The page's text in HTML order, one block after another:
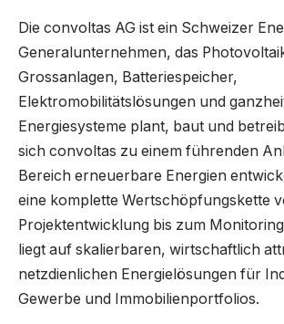
Die convoltas AG ist ein Schweizer
Generalunternehmen, das
Grossanlagen, Batteriespeicher,
Elektromobilitätslösungen und
Energiesysteme plant, baut und
sich convoltas zu einem führenden
Bereich erneuerbare Energien
eine komplette Wertschöpfungskette
Projektentwicklung bis zum
liegt auf skalierbaren, wirtschaftlich
netzdienlichen Energielösungen für
Gewerbe und Immobilienportfolios.